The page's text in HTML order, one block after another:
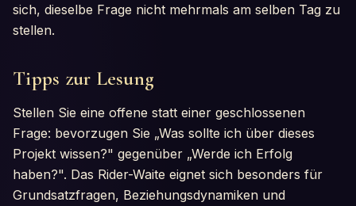
sich, dieselbe Frage nicht mehrmals am selben Tag zu
stellen.
Tipps zur Lesung
Stellen Sie eine offene statt einer geschlossenen
Frage: bevorzugen Sie „Was sollte ich über dieses
Projekt wissen?" gegenüber „Werde ich Erfolg
haben?". Das Rider-Waite eignet sich besonders für
Grundsatzfragen, Beziehungsdynamiken und